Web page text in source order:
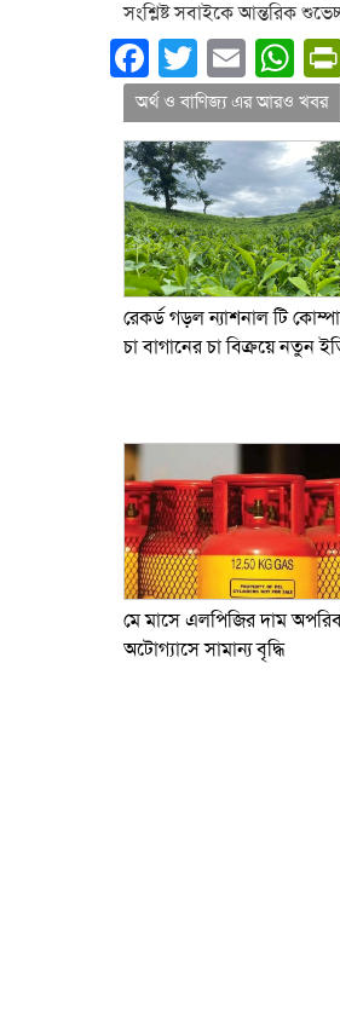
সংশ্লিষ্ট সবাইকে আন্তরিক
Facebook
Twitter
অর্থ ও বাণিজ্য এর আরও খবর
রেকর্ড গড়ল ন্যাশনাল টি
চা বাগানের চা বিক্রয়ে নতুন
মে মাসে এলপিজির দাম
অটোগ্যাসে সামান্য বৃদ্ধি